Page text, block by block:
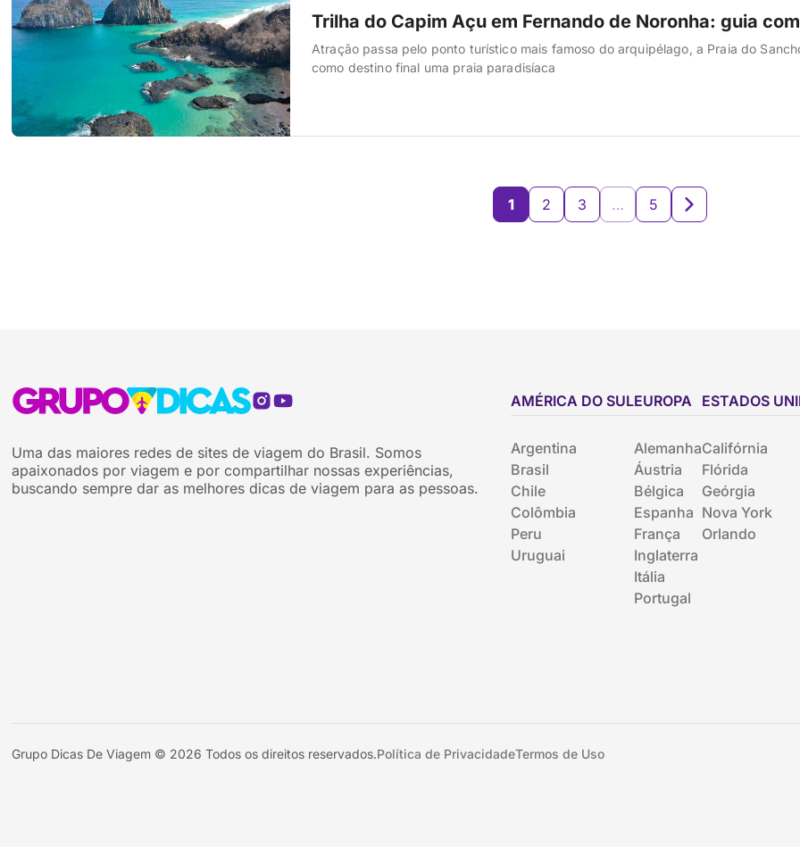
Trilha do Capim Açu em Fernando de Noronha: guia
Atração passa pelo ponto turístico mais famoso do arquipélago, a Praia do
como destino final uma praia paradisíaca
1 2 3 … 5
Uma das maiores redes de sites de viagem do Brasil. Somos
apaixonados por viagem e por compartilhar nossas experiências,
buscando sempre dar as melhores dicas de viagem para as pessoas.
AMÉRICA DO SUL
Argentina
Brasil
Chile
Colômbia
Peru
Uruguai
EUROPA
Alemanha
Áustria
Bélgica
Espanha
França
Inglaterra
Itália
Portugal
ESTADOS
Califórnia
Flórida
Geórgia
Nova York
Orlando
Grupo Dicas De Viagem © 2026 Todos os direitos reservados.Política de PrivacidadeTermos de Uso